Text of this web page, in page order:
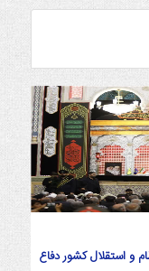
و استقلال کشور دفاع